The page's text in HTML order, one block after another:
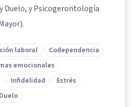
Duelo, y Psicogerontología
laboral
Codependencia
emocionales
Infidelidad
Estrés
Duelo